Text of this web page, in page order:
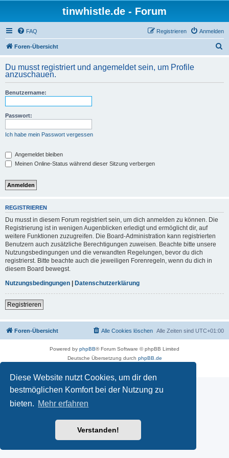
Diese Website nutzt Cookies, um dir den
bestmöglichen Komfort bei der Nutzung zu
bieten. Mehr erfahren
Verstanden!
tinwhistle.de - Forum
FAQ Anmelden
Registrieren
Foren-Übersicht
h
Du musst registriert und angemeldet sein, um Profile
anzuschauen.
Benutzername:
Passwort:
Ich habe mein Passwort vergessen
Angemeldet bleiben
Meinen Online-Status während dieser Sitzung verbergen
REGISTRIEREN
Du musst in diesem Forum registriert sein, um dich anmelden zu können. Die
Registrierung ist in wenigen Augenblicken erledigt und ermöglicht dir, auf
weitere Funktionen zuzugreifen. Die Board-Administration kann registrierten
Benutzern auch zusätzliche Berechtigungen zuweisen. Beachte bitte unsere
Nutzungsbedingungen und die verwandten Regelungen, bevor du dich
registrierst. Bitte beachte auch die jeweiligen Forenregeln, wenn du dich in
diesem Board bewegst.
Nutzungsbedingungen | Datenschutzerklärung
Registrieren
Foren-Übersicht Alle Zeiten sind UTC+01:00
Alle Cookies löschen
Powered by phpBB® Forum Software © phpBB Limited
Deutsche Übersetzung durch phpBB.de